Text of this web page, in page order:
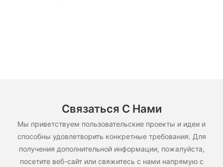
Связаться С Нами
Мы приветствуем пользовательские проекты и идеи и
способны удовлетворить конкретные требования. Для
получения дополнительной информации, пожалуйста,
посетите веб-сайт или свяжитесь с нами напрямую с